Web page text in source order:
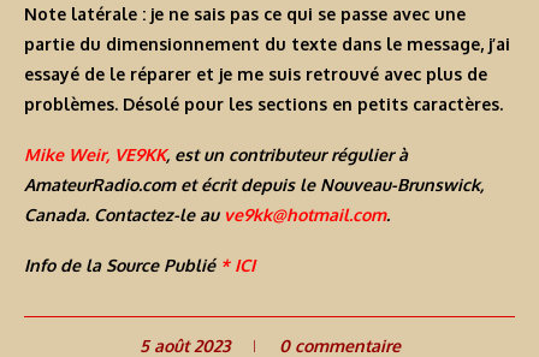
Note latérale : je ne sais pas ce qui se passe avec une
partie du dimensionnement du texte dans le message, j’ai
essayé de le réparer et je me suis retrouvé avec plus de
problèmes. Désolé pour les sections en petits caractères.
Mike Weir, VE9KK, est un contributeur régulier à
AmateurRadio.com et écrit depuis le Nouveau-Brunswick,
Canada. Contactez-le au ve9kk@hotmail.com.
Info de la Source Publié * ICI
5 août 2023 0 commentaire